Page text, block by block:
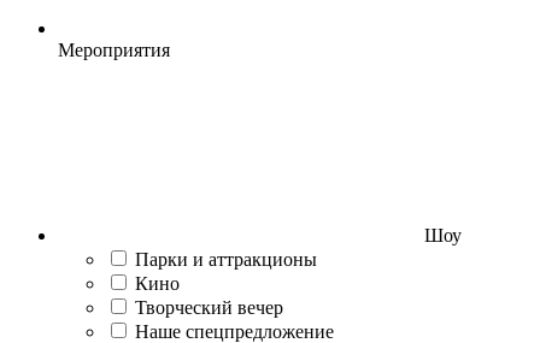
Мероприятия
Шоу
Парки и аттракционы
Кино
Творческий вечер
Наше спецпредложение